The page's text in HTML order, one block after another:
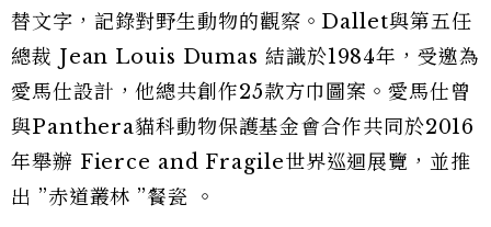
替文字，記錄對野生動物的觀察。Dallet與第五任
總裁 Jean Louis Dumas 結識於1984年，受邀為
愛馬仕設計，他總共創作25款方巾圖案。愛馬仕曾
與Panthera貓科動物保護基金會合作共同於2016
年舉辦 Fierce and Fragile世界巡迴展覽，並推
出 ”赤道叢林 ”餐瓷 。